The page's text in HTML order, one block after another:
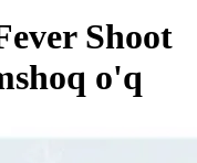
Shoot
o'q